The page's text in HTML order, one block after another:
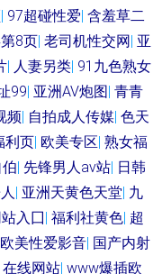
| 97超碰性爱| 含羞草二
8页| 老司机性交网| 亚
| 人妻另类| 91九色熟女
99| 亚洲AV炮图| 青青
频| 自拍成人传媒| 色天
利页| 欧美专区| 熟女福
| 先锋男人av站| 日韩
| 亚洲天黄色天堂| 九
入囗| 福利社黄色| 超
欧美性爱影音| 国产内射
在线网站| www爆插欧